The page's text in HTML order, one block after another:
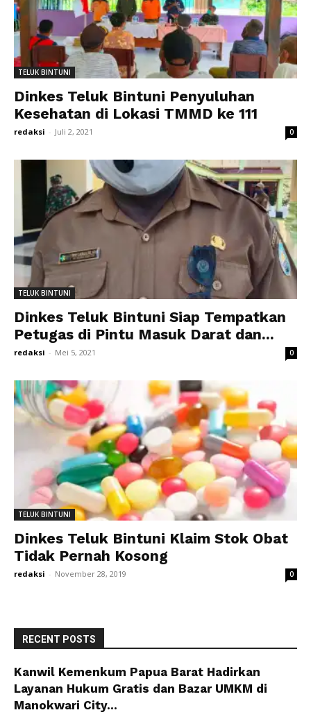
TELUK BINTUNI
Dinkes Teluk Bintuni Penyuluhan
Kesehatan di Lokasi TMMD ke 111
redaksi - Juli 2, 2021 0
TELUK BINTUNI
Dinkes Teluk Bintuni Siap Tempatkan
Petugas di Pintu Masuk Darat dan...
redaksi - Mei 5, 2021 0
TELUK BINTUNI
Dinkes Teluk Bintuni Klaim Stok Obat
Tidak Pernah Kosong
redaksi - November 28, 2019 0
RECENT POSTS
Kanwil Kemenkum Papua Barat Hadirkan
Layanan Hukum Gratis dan Bazar UMKM di
Manokwari City...